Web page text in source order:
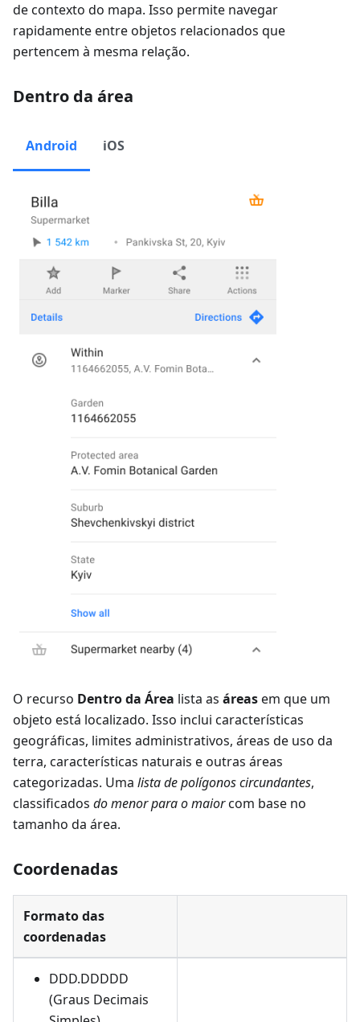
de contexto do mapa. Isso permite navegar
rapidamente entre objetos relacionados que
pertencem à mesma relação.
Dentro da área
Android iOS
O recurso Dentro da Área lista as áreasem que um
objeto está localizado. Isso inclui características
geográficas, limites administrativos, áreas de uso da
terra, características naturais e outras áreas
categorizadas. Uma lista de polígonos circundantes,
classificados do menor para o maiorcom base no
tamanho da área.
Coordenadas
Formato das
coordenadas
DDD.DDDDD
(Graus Decimais